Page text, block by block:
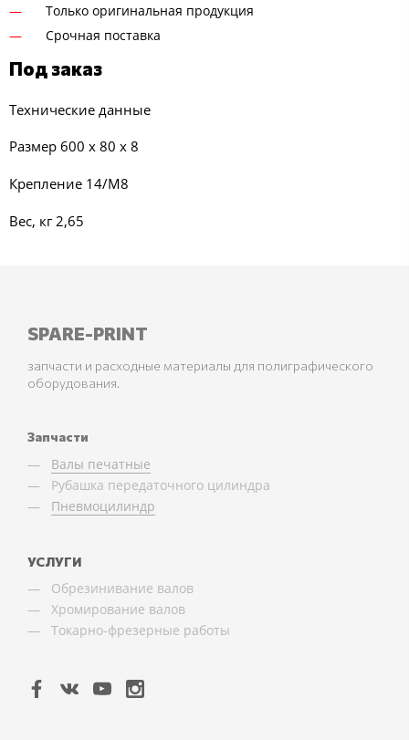
Только оригинальная продукция
Срочная поставка
Под заказ
Технические данные
Размер 600 x 80 x 8
Крепление 14/M8
Вес, кг 2,65
SPARE-PRINT
запчасти и расходные материалы для полиграфического
оборудования.
Запчасти
Валы печатные
Рубашка передаточного цилиндра
Пневмоцилиндр
УСЛУГИ
Обрезинивание валов
Хромирование валов
Токарно-фрезерные работы